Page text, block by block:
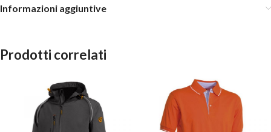
Informazioni aggiuntive
Prodotti correlati